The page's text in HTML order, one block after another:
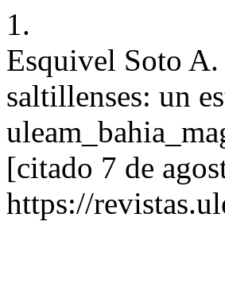
1.
Esquivel Soto A.
saltillenses: un
[citado 7 de
https://